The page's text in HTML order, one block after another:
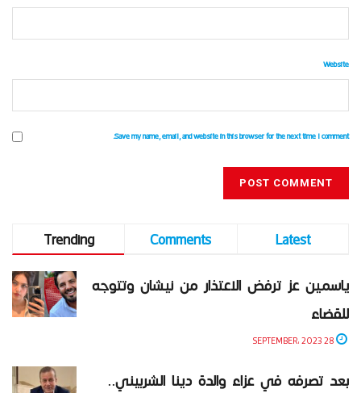
Website
Save my name, email, and website in this browser for the next time I comment.
Trending Comments
Latest
ياسمين عز ترفض الاعتذار من نيشان وتتوجه
للقضاء
بعد تصرفه في عزاء والدة دينا الشربيني..